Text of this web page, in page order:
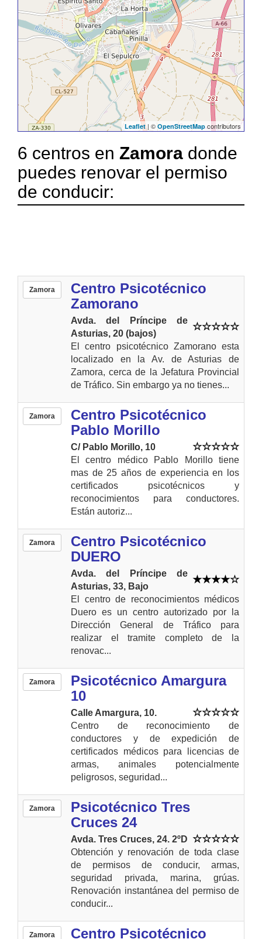
Leaflet| ©OpenStreetMap contributors
6 centros en Zamora donde
puedes renovar el permiso
de conducir:
Zamora
Centro Psicotécnico
Zamorano
Avda. del Príncipe de
Asturias, 20 (bajos)
El centro psicotécnico Zamorano esta
localizado en la Av. de Asturias de
Zamora, cerca de la Jefatura Provincial
de Tráfico. Sin embargo ya no tienes...
Zamora
Centro Psicotécnico
Pablo Morillo
C/ Pablo Morillo, 10
El centro médico Pablo Morillo tiene
mas de 25 años de experiencia en los
certificados psicotécnicos y
reconocimientos para conductores.
Están autoriz...
Zamora
Centro Psicotécnico
DUERO
Avda. del Príncipe de
Asturias, 33, Bajo
El centro de reconocimientos médicos
Duero es un centro autorizado por la
Dirección General de Tráfico para
realizar el tramite completo de la
renovac...
Zamora
Psicotécnico Amargura
10
Calle Amargura, 10.
Centro de reconocimiento de
conductores y de expedición de
certificados médicos para licencias de
armas, animales potencialmente
peligrosos, seguridad...
Zamora
Psicotécnico Tres
Cruces 24
Avda. Tres Cruces, 24. 2ºD
Obtención y renovación de toda clase
de permisos de conducir, armas,
seguridad privada, marina, grúas.
Renovación instantánea del permiso de
conducir...
Zamora
Centro Psicotécnico